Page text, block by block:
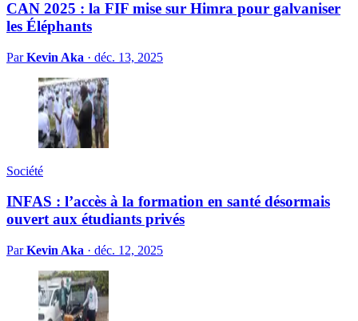
CAN 2025 : la FIF mise sur Himra pour galvaniser
les Éléphants
ParKevin Aka · déc. 13, 2025
Société
INFAS : l’accès à la formation en santé désormais
ouvert aux étudiants privés
ParKevin Aka · déc. 12, 2025